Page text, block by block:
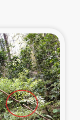
援
援
再建支援